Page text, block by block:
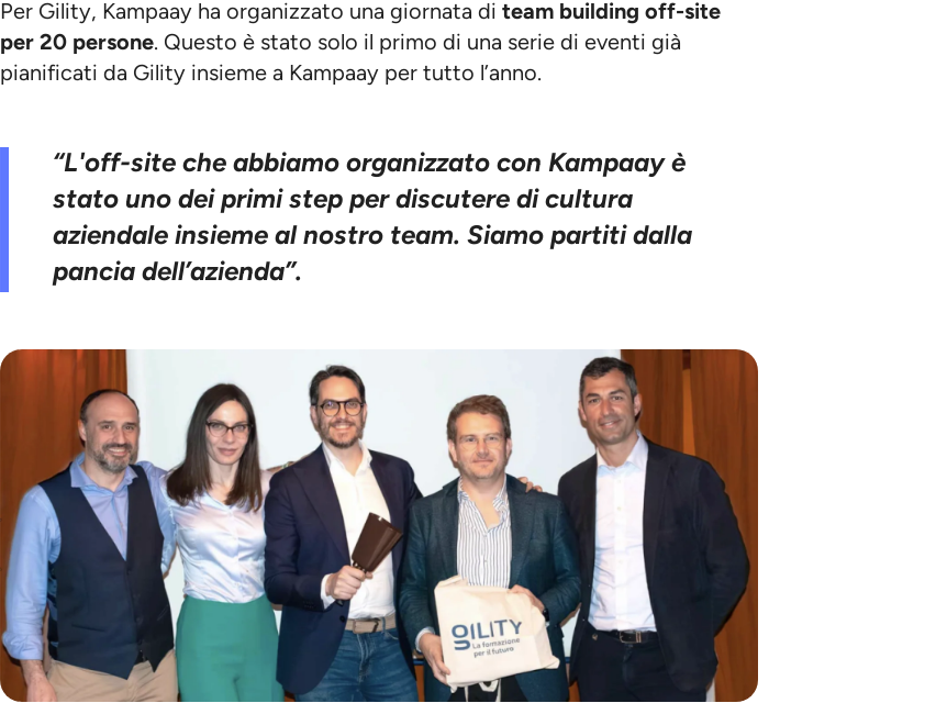
Per Gility, Kampaay ha organizzato una giornata di team building off-site
per 20 persone. Questo è stato solo il primo di una serie di eventi già
pianificati da Gility insieme a Kampaay per tutto l’anno.
“L'off-site che abbiamo organizzato con Kampaay è
stato uno dei primi step per discutere di cultura
aziendale insieme al nostro team. Siamo partiti dalla
pancia dell’azienda”.